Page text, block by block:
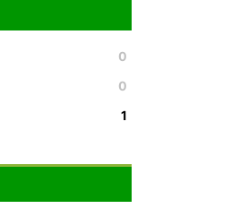
0
0
1